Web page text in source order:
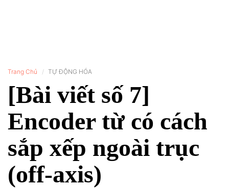
Trang Chủ TỰ ĐỘNG HÓA
[Bài viết số 7]
Encoder từ có cách
sắp xếp ngoài trục
(off-axis)